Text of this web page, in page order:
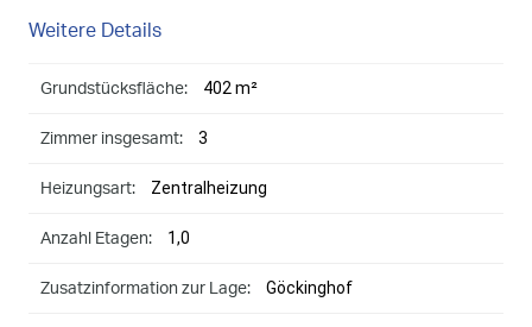
Weitere Details
Grundstücksfläche: 402 m²
Zimmer insgesamt: 3
Heizungsart: Zentralheizung
Anzahl Etagen: 1,0
Zusatzinformation zur Lage: Göckinghof